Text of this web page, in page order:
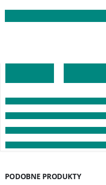
PODOBNE PRODUKTY